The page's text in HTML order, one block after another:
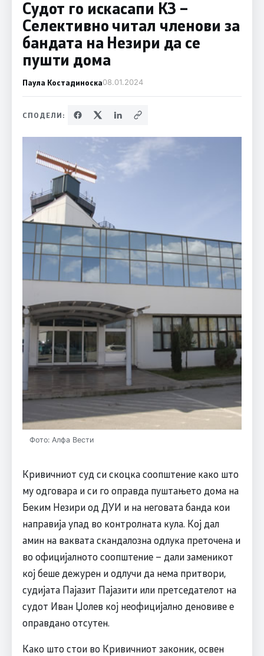
Судот го искасапи КЗ –
Селективно читал членови за
бандата на Незири да се
пушти дома
Паула Костадиноска08.01.2024
СПОДЕЛИ:
Фото: Алфа Вести
Кривичниот суд си скоцка соопштение како што
му одговара и си го оправда пуштањето дома на
Беким Незири од ДУИ и на неговата банда кои
направија упад во контролната кула. Кој дал
амин на ваквата скандалозна одлука преточена и
во официјалното соопштение – дали заменикот
кој беше дежурен и одлучи да нема притвори,
судијата Пајазит Пајазити или претседателот на
судот Иван Џолев кој неофицијално деновиве е
оправдано отсутен.
Како што стои во Кривичниот законик, освен